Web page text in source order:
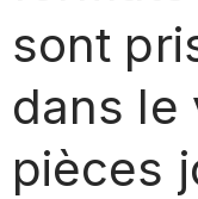
sont
dans le
pièces